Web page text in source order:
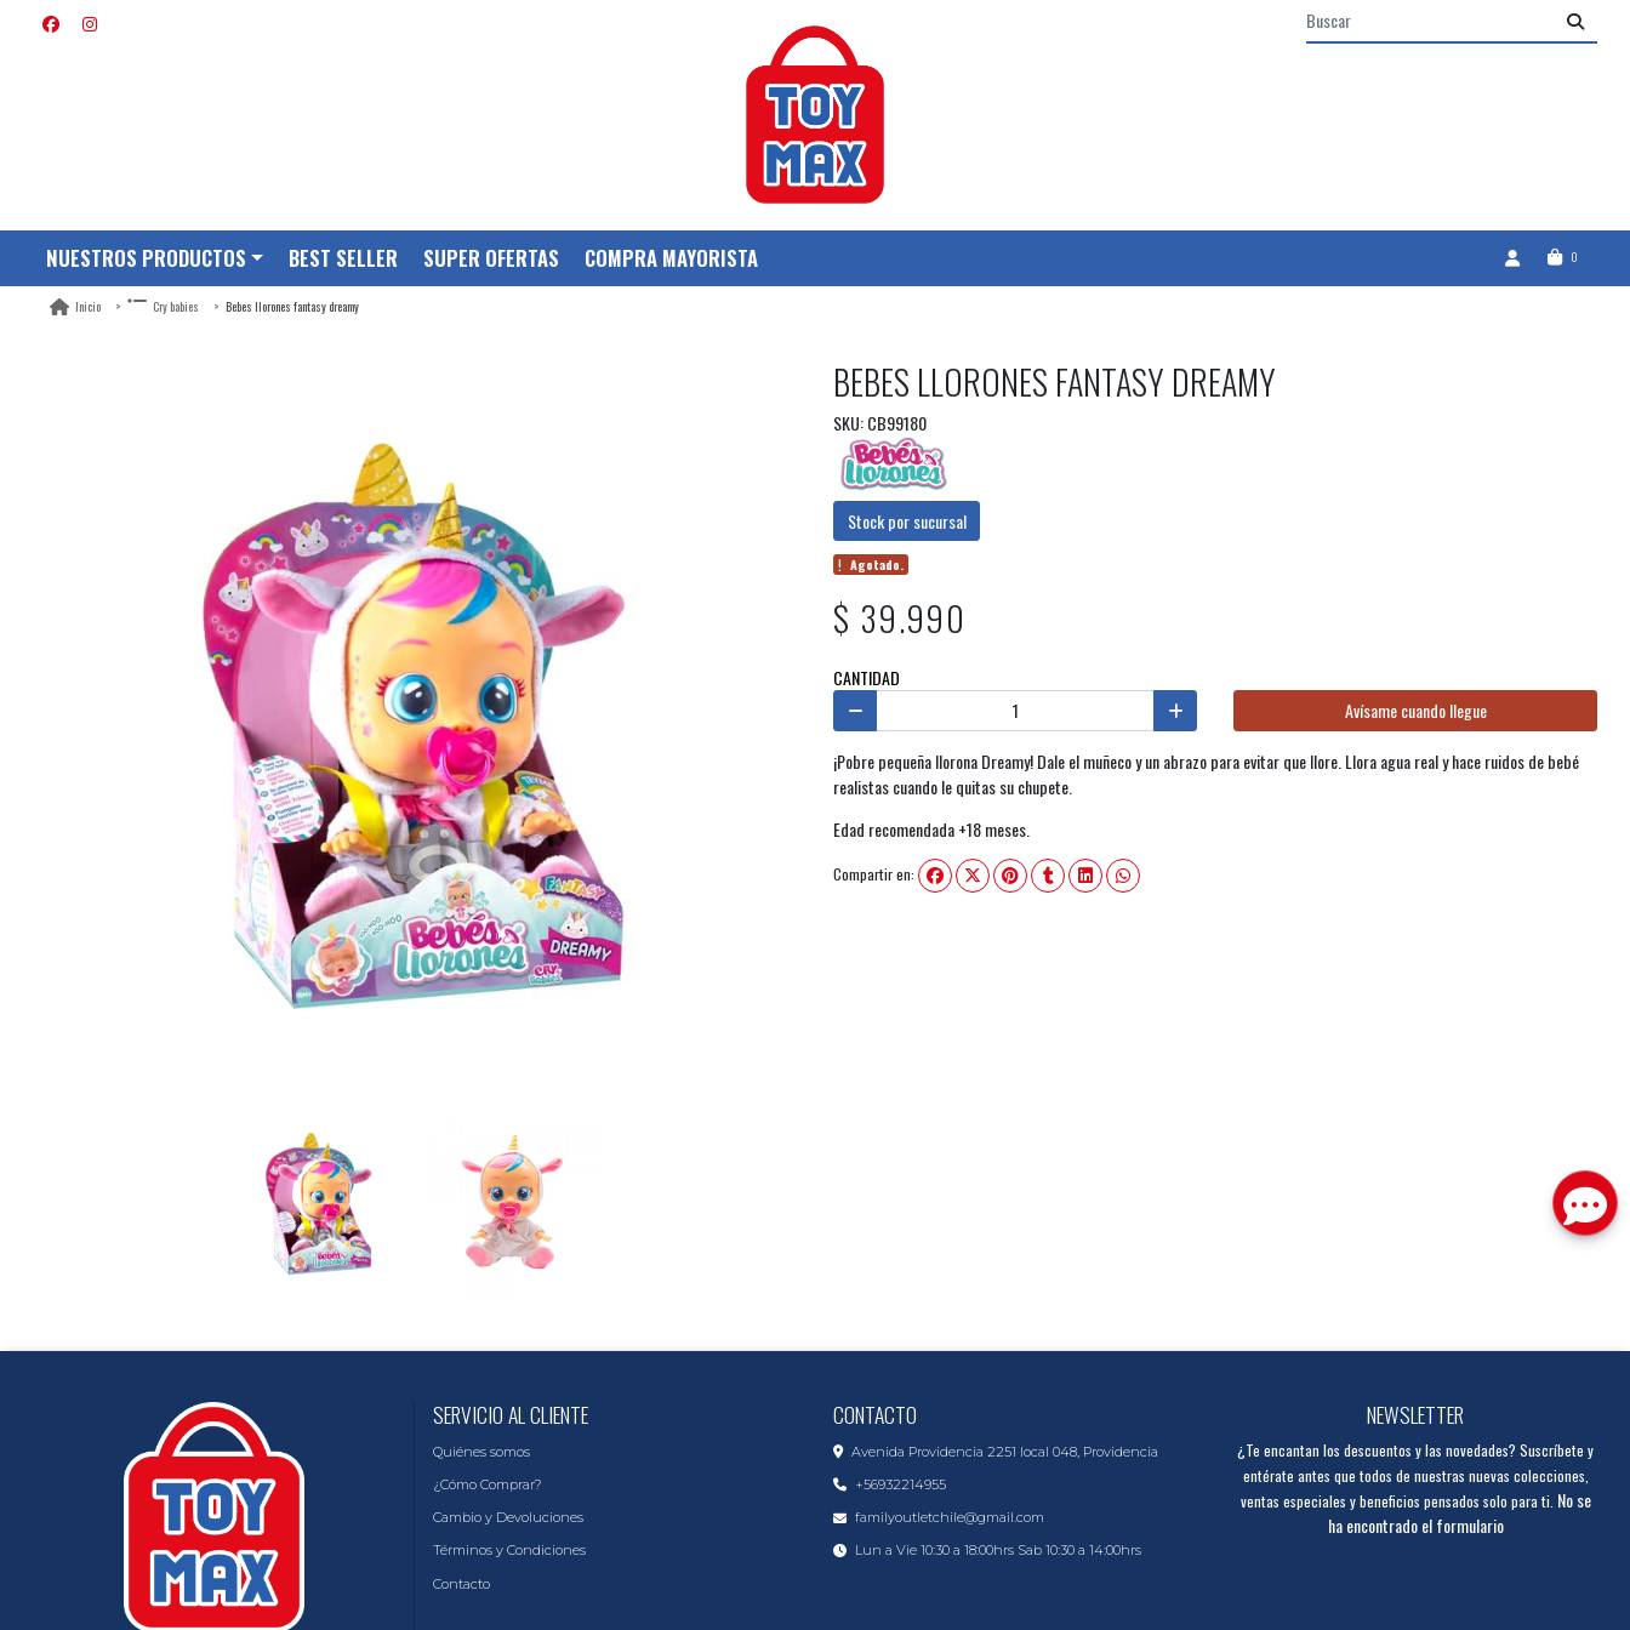
NUESTROS PRODUCTOS BEST SELLER SUPER OFERTAS COMPRA MAYORISTA 0
Inicio Cry babies Bebes llorones fantasy dreamy
BEBES LLORONES FANTASY DREAMY
SKU: CB99180
Stock por sucursal
Agotado.
$ 39.990
CANTIDAD
Avísame cuando llegue
¡Pobre pequeña llorona Dreamy! Dale el muñeco y un abrazo para evitar que llore. Llora agua real y hace ruidos de bebé
realistas cuando le quitas su chupete.
Edad recomendada +18 meses.
Compartir en:
SERVICIO AL CLIENTE
Quiénes somos
¿Cómo Comprar?
Cambio y Devoluciones
Términos y Condiciones
Contacto
CONTACTO
Avenida Providencia 2251 local 048, Providencia
+56932214955
familyoutletchile@gmail.com
Lun a Vie 10:30 a 18:00hrs Sab 10:30 a 14:00hrs
NEWSLETTER
¿Te encantan los descuentos y las novedades? Suscríbete y
entérate antes que todos de nuestras nuevas colecciones,
ventas especiales y beneficios pensados solo para ti. No se
ha encontrado el formulario